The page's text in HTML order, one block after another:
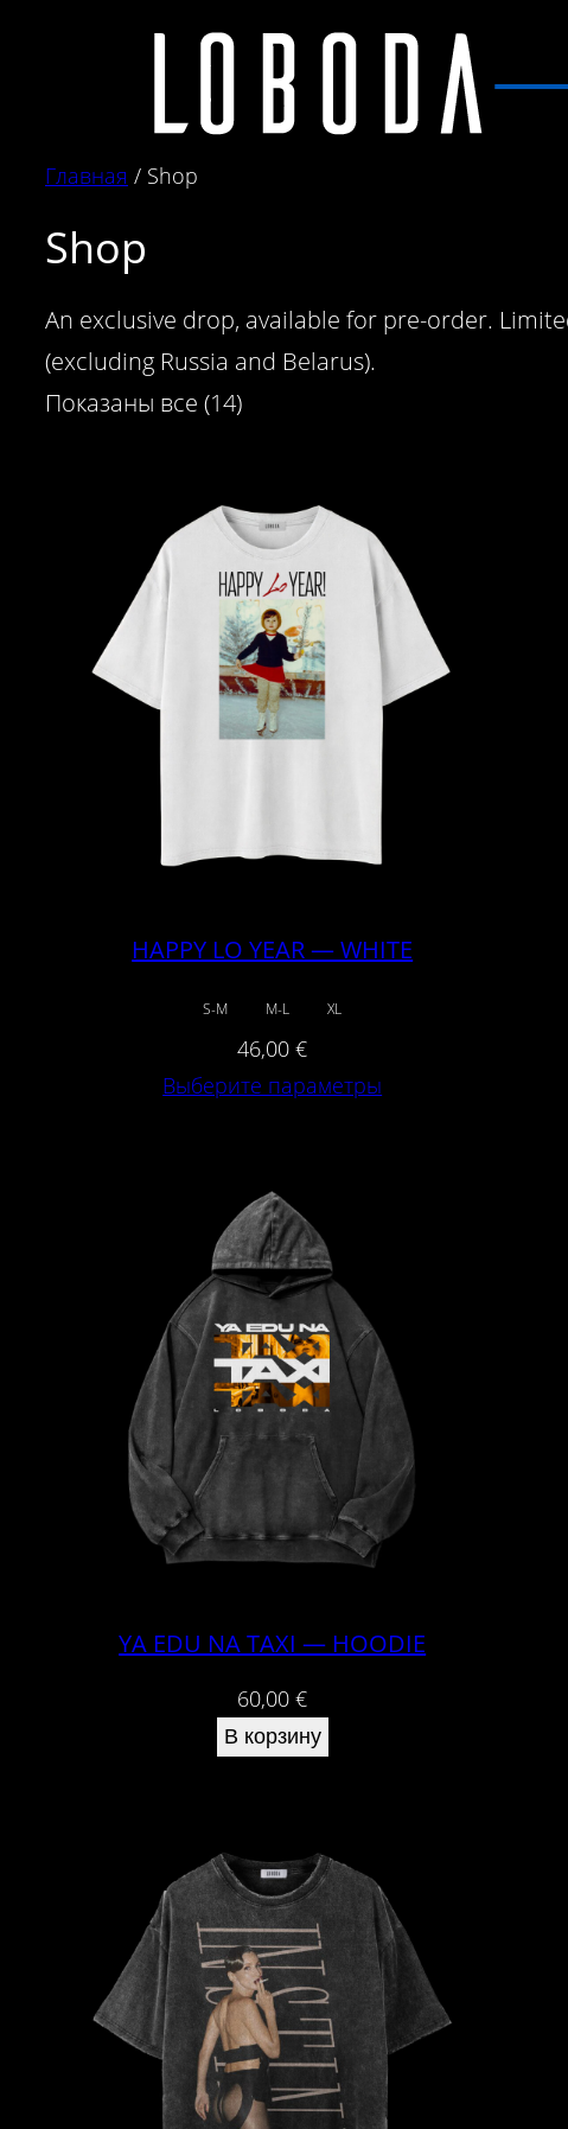
Главная / Shop
Shop
An exclusive drop, available for pre-order.
(excluding Russia and Belarus).
Показаны все (14)
HAPPY LO YEAR — WHITE
S-M M-L XL
46,00€
Выберите параметры
YA EDU NA TAXI — HOODIE
60,00€
В корзину